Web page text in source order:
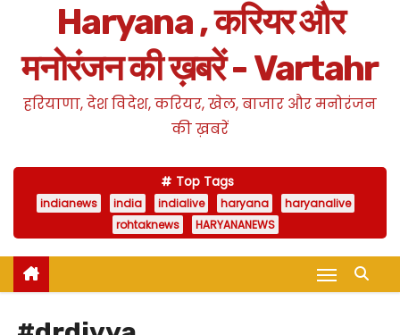
Haryana , करियर और
मनोरंजन की ख़बरें - Vartahr
हरियाणा, देश विदेश, करियर, खेल, बाजार और मनोरंजन
की ख़बरें
Top Tags
indianews india indialive haryana
haryanalive
rohtaknews
HARYANANEWS